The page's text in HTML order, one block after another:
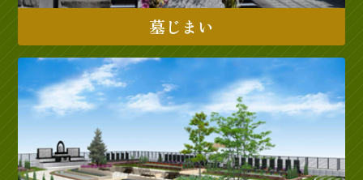
墓じまい